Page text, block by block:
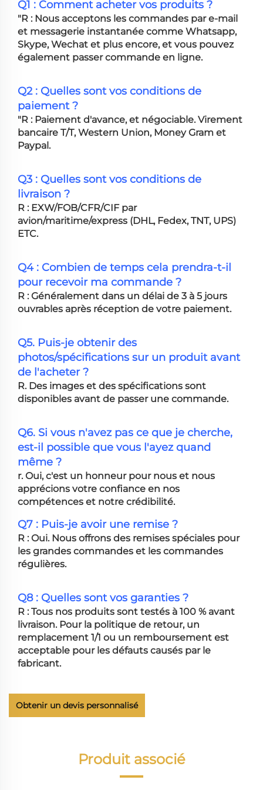
Q1 : Comment acheter vos produits ?
"R : Nous acceptons les commandes par e-mail
et messagerie instantanée comme Whatsapp,
Skype, Wechat et plus encore, et vous pouvez
également passer commande en ligne.
Q2 : Quelles sont vos conditions de
paiement ?
"R : Paiement d'avance, et négociable. Virement
bancaire T/T, Western Union, Money Gram et
Paypal.
Q3 : Quelles sont vos conditions de
livraison ?
R : EXW/FOB/CFR/CIF par
avion/maritime/express (DHL, Fedex, TNT, UPS)
ETC.
Q4 : Combien de temps cela prendra-t-il
pour recevoir ma commande ?
R : Généralement dans un délai de 3 à 5 jours
ouvrables après réception de votre paiement.
Q5. Puis-je obtenir des
photos/spécifications sur un produit avant
de l'acheter ?
R. Des images et des spécifications sont
disponibles avant de passer une commande.
Q6. Si vous n'avez pas ce que je cherche,
est-il possible que vous l'ayez quand
même ?
r. Oui, c'est un honneur pour nous et nous
apprécions votre confiance en nos
compétences et notre crédibilité.
Q7 : Puis-je avoir une remise ?
R : Oui. Nous offrons des remises spéciales pour
les grandes commandes et les commandes
régulières.
Q8 : Quelles sont vos garanties ?
R : Tous nos produits sont testés à 100 % avant
livraison. Pour la politique de retour, un
remplacement 1/1 ou un remboursement est
acceptable pour les défauts causés par le
fabricant.
Obtenir un devis personnalisé
Produit associé